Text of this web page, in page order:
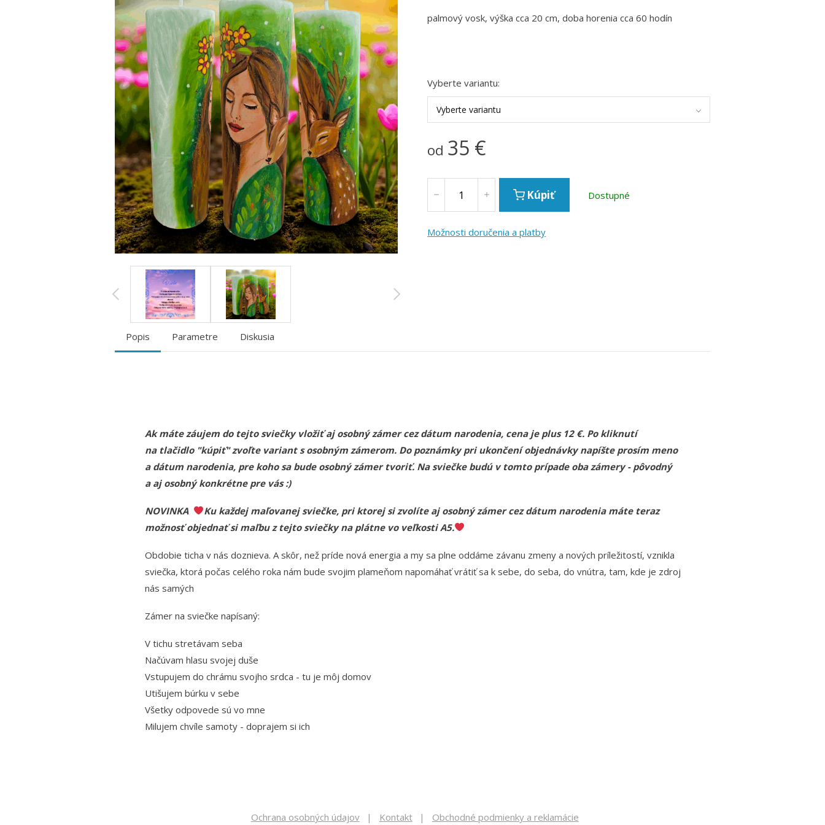
palmový vosk, výška cca 20 cm, doba horenia cca 60 hodín
Vyberte variantu:
Vyberte variantu
od 35 €
Kúpiť Dostupné
Možnosti doručenia a platby
Popis Parametre Diskusia
Ak máte záujem do tejto sviečky vložiť aj osobný zámer cez dátum narodenia, cena je plus 12 €. Po kliknutí
na tlačidlo "kúpiť" zvoľte variant s osobným zámerom. Do poznámky pri ukončení objednávky napíšte prosím meno
a dátum narodenia, pre koho sa bude osobný zámer tvoriť. Na sviečke budú v tomto prípade oba zámery - pôvodný
a aj osobný konkrétne pre vás :)
NOVINKA
Ku každej maľovanej sviečke, pri ktorej si zvolíte aj osobný zámer cez dátum narodenia máte teraz
možnosť objednať si maľbu z tejto sviečky na plátne vo veľkosti A5.
Obdobie ticha v nás doznieva. A skôr, než príde nová energia a my sa plne oddáme závanu zmeny a nových príležitostí, vznikla
sviečka, ktorá počas celého roka nám bude svojim plameňom napomáhať vrátiť sa k sebe, do seba, do vnútra, tam, kde je zdroj
nás samých
Zámer na sviečke napísaný:
V tichu stretávam seba
Načúvam hlasu svojej duše
Vstupujem do chrámu svojho srdca - tu je môj domov
Utišujem búrku v sebe
Všetky odpovede sú vo mne
Milujem chvíle samoty - doprajem si ich
Ochrana osobných údajov Kontakt Obchodné podmienky a reklamácie